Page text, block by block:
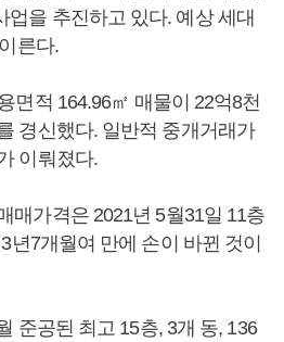
업을 추진하고 있다. 예상 세대
른다.
면적 164.96㎡ 매물이 22억8천
경신했다. 일반적 중개거래가
이뤄졌다.
매가격은 2021년 5월31일 11층
년7개월여 만에 손이 바뀐 것이
준공된 최고 15층, 3개 동, 136